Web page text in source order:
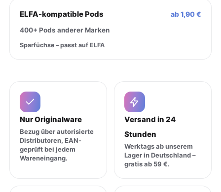
ELFA-kompatible Pods
400+ Pods anderer Marken
Sparfüchse – passt auf ELFA
ab 1,90 €
Nur Originalware
Bezug über autorisierte
Distributoren, EAN-
geprüft bei jedem
Wareneingang.
Versand in 24
Stunden
Werktags ab unserem
Lager in Deutschland –
gratis ab 59 €.